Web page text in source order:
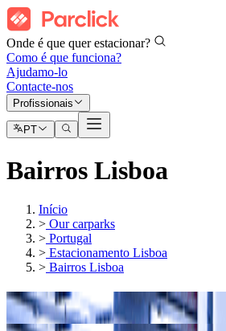
Onde é que quer estacionar?
Como é que funciona?
Ajudamo-lo
Contacte-nos
Profissionais
PT
Bairros Lisboa
Início
> Our carparks
> Portugal
> Estacionamento Lisboa
> Bairros Lisboa
Os nossos parques de estacionamento em